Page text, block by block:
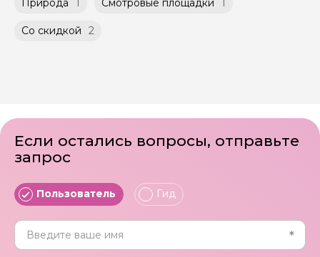
Природа 1 Смотровые площадки 1
Со скидкой 2
Если остались вопросы, отправьте
запрос
Пользователь Гид